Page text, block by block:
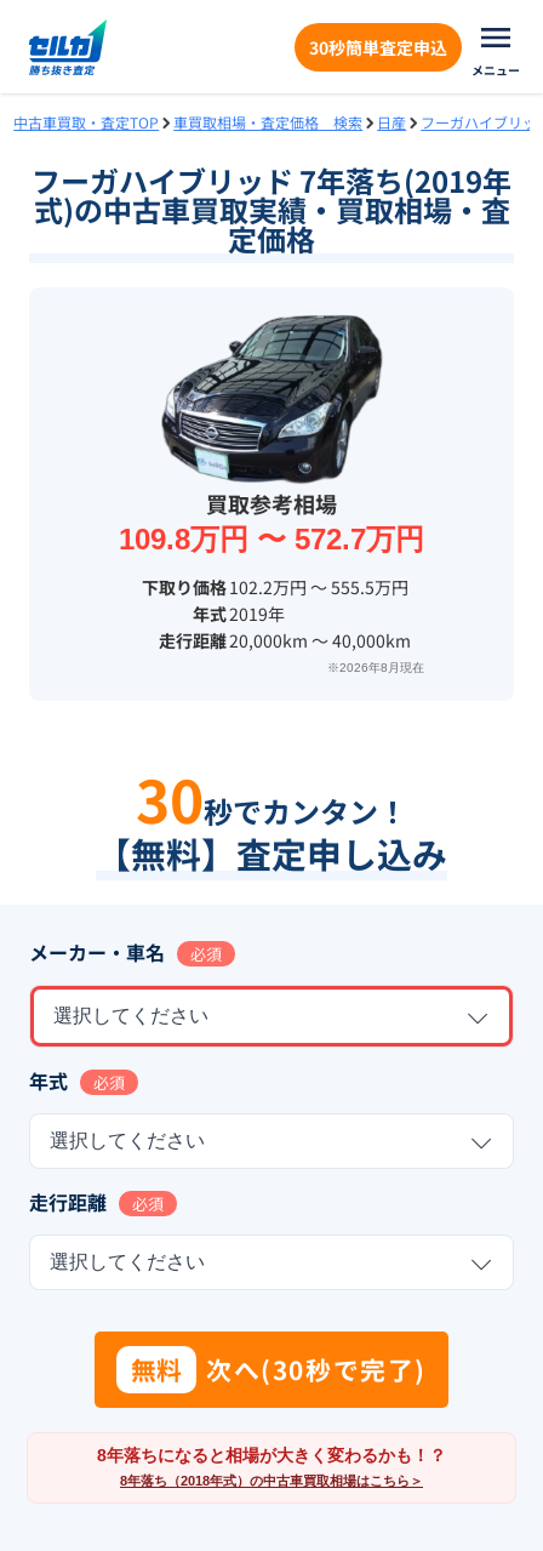
30秒簡単査定申込
メニュー
中古車買取・査定TOP 車買取相場・査定価格 検索 日産 フーガハイブリッ
フーガハイブリッド 7年落ち(2019年
式)の中古車買取実績・買取相場・査
定価格
買取参考相場
109.8万円 〜 572.7万円
下取り価格102.2万円 〜 555.5万円
年式2019年
走行距離20,000km 〜 40,000km
※2026年8月現在
30秒でカンタン！
【無料】査定申し込み
メーカー・車名 必須
選択してください
年式 必須
選択してください
走行距離 必須
選択してください
無料 次へ(30秒で完了)
8年落ちになると相場が大きく変わるかも！？
8年落ち（2018年式）の中古車買取相場はこちら＞